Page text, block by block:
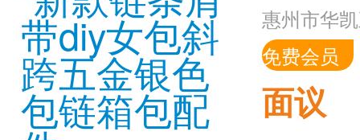
惠州市华
免费会员
面议